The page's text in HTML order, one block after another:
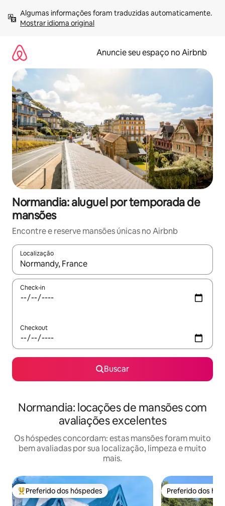
para
Mostrar idioma original
Anuncie seu espaço no Airbnb
Normandia: aluguel por temporada de
mansões
Encontre e reserve mansões únicas no Airbnb
Localização
Quando os resultados estiverem disponíveis, explore-os
Check-in
Checkout
Buscar
Normandia: locações de mansões com
avaliações excelentes
Os hóspedes concordam: estas mansões foram muito
bem avaliadas por sua localização, limpeza e muito
mais.
Entre os melhores preferidos dos hóspedes
Preferido dos hóspedes Preferido dos
Preferido dos